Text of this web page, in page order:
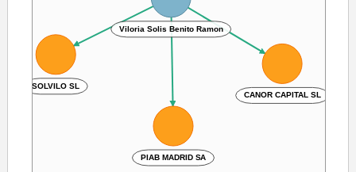
Viloria Solis Benito Ramon
PIAB MADRID SA
SOLVILO SL
CANOR CAPITAL SL